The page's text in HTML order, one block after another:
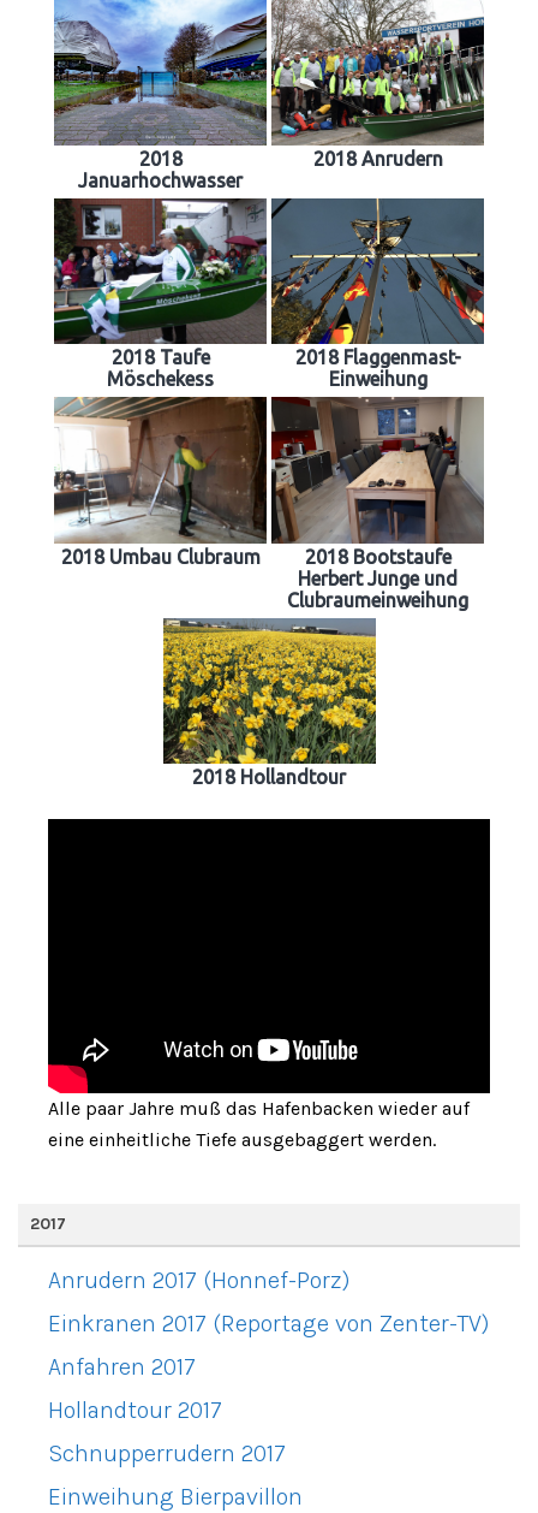
2018
Januarhochwasser
2018 Anrudern
2018 Taufe
Möschekess
2018 Flaggenmast-
Einweihung
2018 Umbau Clubraum
2018 Bootstaufe
Herbert Junge und
Clubraumeinweihung
2018 Hollandtour
Alle paar Jahre muß das Hafenbacken wieder auf
eine einheitliche Tiefe ausgebaggert werden.
2017
Anrudern 2017 (Honnef-Porz)
Einkranen 2017 (Reportage von Zenter-TV)
Anfahren 2017
Hollandtour 2017
Schnupperrudern 2017
Einweihung Bierpavillon